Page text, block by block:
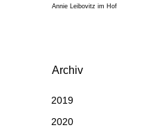
Annie Leibovitz im Hof
Archiv
2019
2020